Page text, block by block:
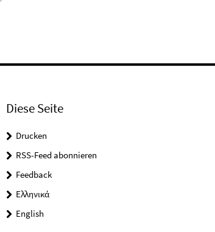
Diese Seite
Drucken
RSS-Feed abonnieren
Feedback
Ελληνικά
English